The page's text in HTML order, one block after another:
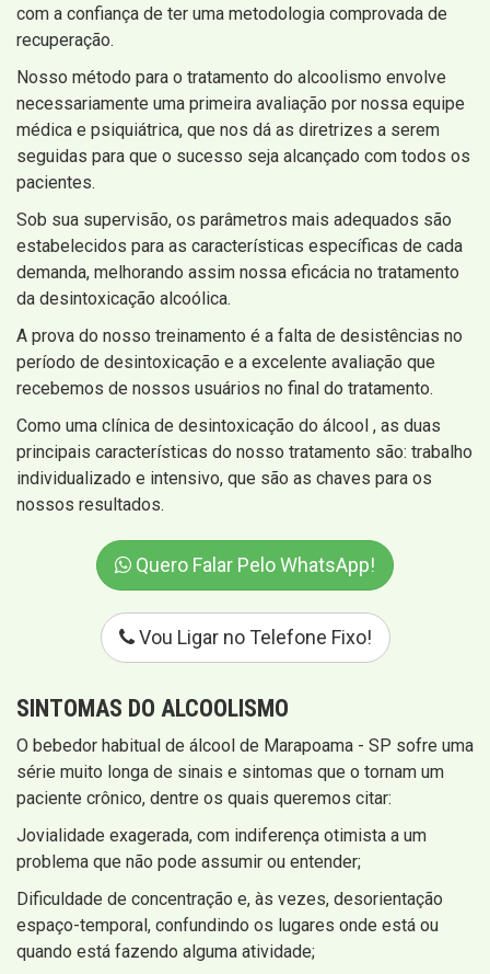
com a confiança de ter uma metodologia comprovada de
recuperação.
Nosso método para o tratamento do alcoolismo envolve
necessariamente uma primeira avaliação por nossa equipe
médica e psiquiátrica, que nos dá as diretrizes a serem
seguidas para que o sucesso seja alcançado com todos os
pacientes.
Sob sua supervisão, os parâmetros mais adequados são
estabelecidos para as características específicas de cada
demanda, melhorando assim nossa eficácia no tratamento
da desintoxicação alcoólica.
A prova do nosso treinamento é a falta de desistências no
período de desintoxicação e a excelente avaliação que
recebemos de nossos usuários no final do tratamento.
Como uma clínica de desintoxicação do álcool , as duas
principais características do nosso tratamento são: trabalho
individualizado e intensivo, que são as chaves para os
nossos resultados.
Quero Falar Pelo WhatsApp!
Vou Ligar no Telefone Fixo!
SINTOMAS DO ALCOOLISMO
O bebedor habitual de álcool de Marapoama - SP sofre uma
série muito longa de sinais e sintomas que o tornam um
paciente crônico, dentre os quais queremos citar:
Jovialidade exagerada, com indiferença otimista a um
problema que não pode assumir ou entender;
Dificuldade de concentração e, às vezes, desorientação
espaço-temporal, confundindo os lugares onde está ou
quando está fazendo alguma atividade;